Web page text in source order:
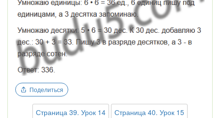
Поделиться
Страница 39. Урок 14
Страница 40. Урок 15